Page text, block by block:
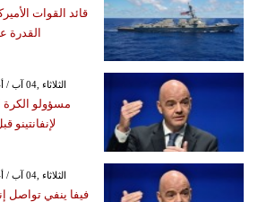
قائد القوات
القدرة
GMT 16:49 2026 الثلاثاء ,04 آب / أغسطس
مسؤولو الكرة
لإنفانتينو
GMT 11:15 2026 الثلاثاء ,04 آب / أغسطس
فيفا ينفي تواصل